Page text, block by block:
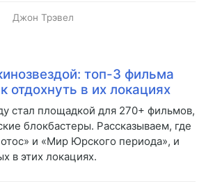
Джон Трэвел
топ-3 фильма
отдохнуть в их локациях
стал площадкой для 270+ фильмов,
блокбастеры. Рассказываем, где
и «Мир Юрского периода», и
в этих локациях.